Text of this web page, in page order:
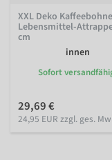
XXL Deko
Lebensmittel-
cm
innen
Sofort
29,69 €
24,95 EUR zzgl. ges.